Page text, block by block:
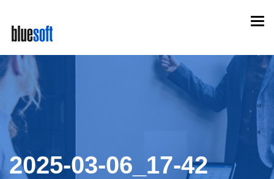
main
content
2025-03-06_17-42